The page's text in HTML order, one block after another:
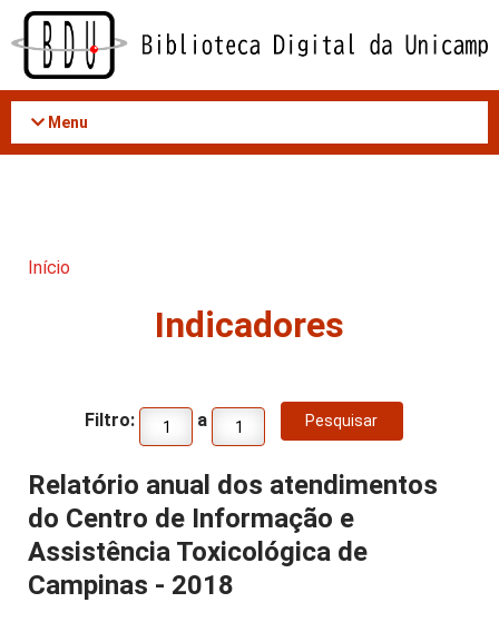
Acessar
conteúdo
Menu
Início
Indicadores
Filtro: a
Relatório anual dos atendimentos
do Centro de Informação e
Assistência Toxicológica de
Campinas - 2018